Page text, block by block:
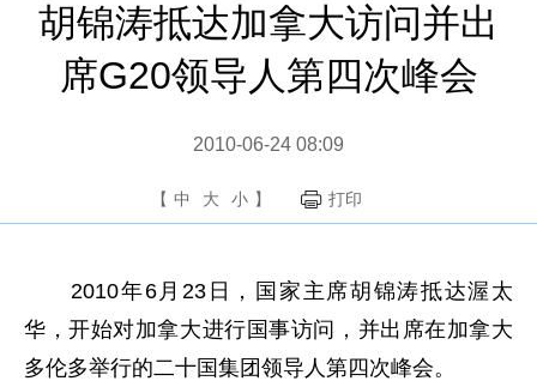
胡锦涛抵达加拿大访问并出
席G20领导人第四次峰会
2010-06-24 08:09
【 中 大 小 】 打印
2010年6月23日，国家主席胡锦涛抵达渥太
华，开始对加拿大进行国事访问，并出席在加拿大
多伦多举行的二十国集团领导人第四次峰会。